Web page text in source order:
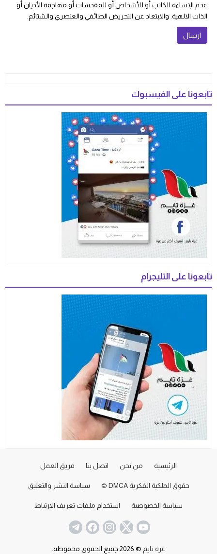
عدم الإساءة للكاتب أو للأشخاص أو للمقدسات أو مهاجمة الأديان أو
الذات الالهية. والابتعاد عن التحريض الطائفي والعنصري والشتائم.
تابعونا على الفيسبوك
تابعونا على التليجرام
الرئيسية من نحن اتصل بنا فريق العمل
حقوق الملكية الفكرية DMCA © سياسة النشر والتعليق
سياسة الخصوصية استخدام ملفات تعريف الارتباط
غزة تايم © 2026 جميع الحقوق محفوظة.